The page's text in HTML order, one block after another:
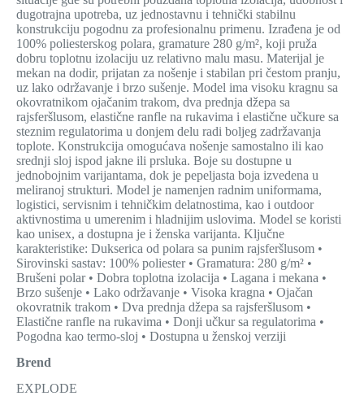
dugotrajna upotreba, uz jednostavnu i tehnički stabilnu
konstrukciju pogodnu za profesionalnu primenu. Izrađena je od
100% poliesterskog polara, gramature 280 g/m², koji pruža
dobru toplotnu izolaciju uz relativno malu masu. Materijal je
mekan na dodir, prijatan za nošenje i stabilan pri čestom pranju,
uz lako održavanje i brzo sušenje. Model ima visoku kragnu sa
okovratnikom ojačanim trakom, dva prednja džepa sa
rajsferšlusom, elastične ranfle na rukavima i elastične učkure sa
steznim regulatorima u donjem delu radi boljeg zadržavanja
toplote. Konstrukcija omogućava nošenje samostalno ili kao
srednji sloj ispod jakne ili prsluka. Boje su dostupne u
jednobojnim varijantama, dok je pepeljasta boja izvedena u
meliranoj strukturi. Model je namenjen radnim uniformama,
logistici, servisnim i tehničkim delatnostima, kao i outdoor
aktivnostima u umerenim i hladnijim uslovima. Model se koristi
kao unisex, a dostupna je i ženska varijanta. Ključne
karakteristike: Dukserica od polara sa punim rajsferšlusom •
Sirovinski sastav: 100% poliester • Gramatura: 280 g/m² •
Brušeni polar • Dobra toplotna izolacija • Lagana i mekana •
Brzo sušenje • Lako održavanje • Visoka kragna • Ojačan
okovratnik trakom • Dva prednja džepa sa rajsferšlusom •
Elastične ranfle na rukavima • Donji učkur sa regulatorima •
Pogodna kao termo-sloj • Dostupna u ženskoj verziji
Brend
EXPLODE